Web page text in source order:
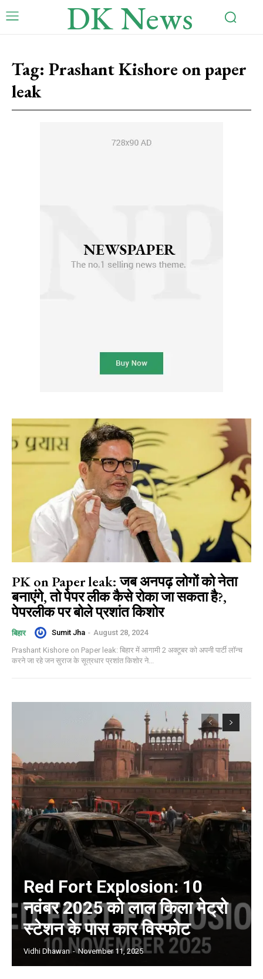
DK News
Tag: Prashant Kishore on paper
leak
PK on Paper leak: जब अनपढ़ लोगों को नेता
बनाएंगे, तो पेपर लीक कैसे रोका जा सकता है?,
पेपरलीक पर बोले प्रशांत किशोर
बिहार Sumit Jha - August 28, 2024
Prashant Kishore on Paper leak: बिहार में आगामी 2 अक्टूबर को अपनी पार्टी लॉन्च
करने जा रहे जन सुराज के सूत्रधार प्रशांत किशोर ने...
Red Fort Explosion: 10
नवंबर 2025 को लाल किला मेट्रो
स्टेशन के पास कार विस्फोट
Vidhi Dhawan - November 11, 2025